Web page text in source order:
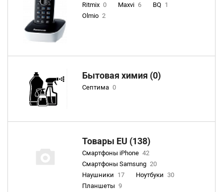
Ritmix 0 Maxvi 6 BQ 1
Olmio 2
Бытовая химия (0)
Септима 0
Товары EU (138)
Смартфоны iPhone 42
Смартфоны Samsung 20
Наушники 17 Ноутбуки 30
Планшеты 9